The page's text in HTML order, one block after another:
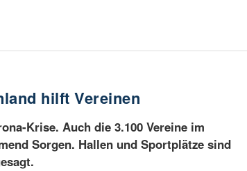
hilft Vereinen
Krise. Auch die 3.100 Vereine im
Sorgen. Hallen und Sportplätze sind